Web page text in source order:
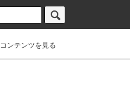
コンテンツを見る